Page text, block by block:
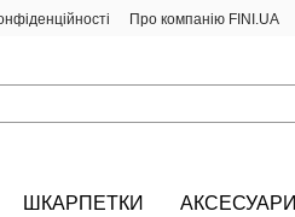
Про компанію FINI.UA
ШКАРПЕТКИ АКСЕСУАРИ